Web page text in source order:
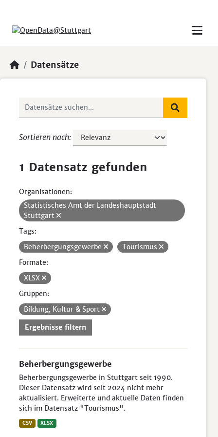
Datensätze
Sortieren nach
1 Datensatz gefunden
Organisationen:
Statistisches Amt der Landeshauptstadt
Stuttgart
Tags:
Beherbergungsgewerbe
Tourismus
Formate:
XLSX
Gruppen:
Bildung, Kultur & Sport
Ergebnisse filtern
Beherbergungsgewerbe
Beherbergungsgewerbe in Stuttgart seit 1990.
Dieser Datensatz wird seit 2024 nicht mehr
aktualisiert. Erweiterte und aktuelle Daten finden
sich im Datensatz "Tourismus".
CSV XLSX